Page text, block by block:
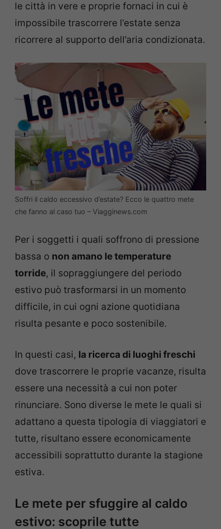
le città in vere e proprie fornaci in cui è
impossibile trascorrere l’estate senza
ricorrere al supporto dell’aria condizionata.
Soffri il caldo eccessivo d’estate? Ecco le quattro mete
che fanno al caso tuo – Viagginews.com
Per i soggetti i quali soffrono di pressione
bassa o non amano le temperature
torride, il sopraggiungere del periodo
estivo può trasformarsi in un momento
difficile, in cui ogni azione quotidiana
risulta pesante e poco sostenibile.
In questi casi, la ricerca di luoghi freschi
dove trascorrere le proprie vacanze, risulta
essere una necessità a cui non poter
rinunciare. Sono diverse le mete le quali si
adattano a questa tipologia di viaggiatori e
tutte, risultano essere economicamente
accessibili soprattutto durante la stagione
estiva.
Le mete per sfuggire al caldo
estivo: scoprile tutte